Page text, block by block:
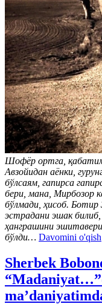
Шофёр ортга,
Авзойидан аёнки,
бўлсаям, гапирса
бери, мана, Мирбозор
бўлмади, ҳисоб. Ботир
эстрадани эшак билиб,
ҳанграшини
бўлди… Davomini o'qish
Sherbek